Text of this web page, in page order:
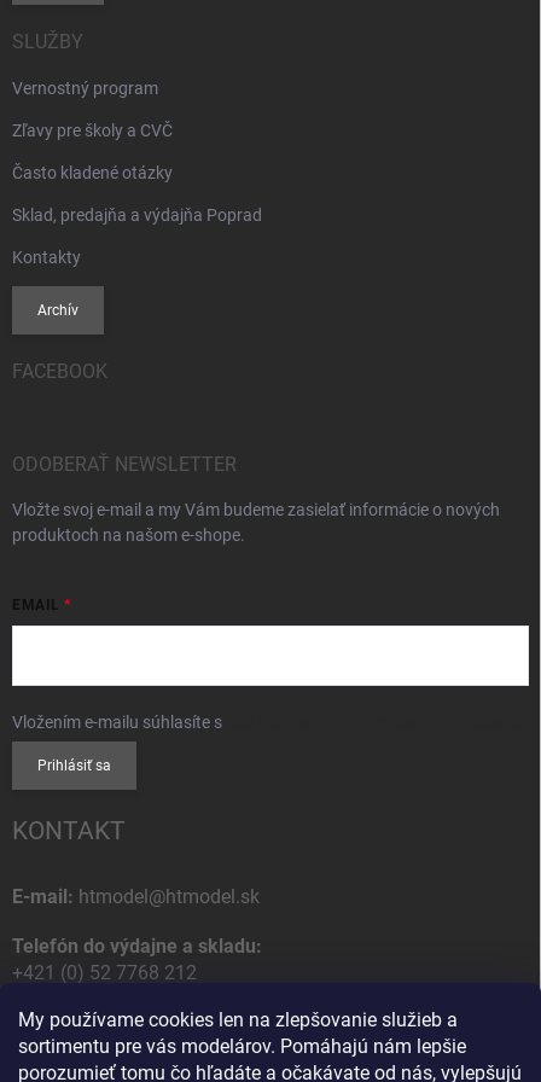
My používame cookies len na zlepšovanie služieb a
sortimentu pre vás modelárov. Pomáhajú nám lepšie
porozumieť tomu čo hľadáte a očakávate od nás, vylepšujú
SLUŽBY
Vernostný program
Zľavy pre školy a CVČ
Často kladené otázky
Sklad, predajňa a výdajňa Poprad
Kontakty
Archív
FACEBOOK
ODOBERAŤ NEWSLETTER
Vložte svoj e-mail a my Vám budeme zasielať informácie o nových
produktoch na našom e-shope.
EMAIL
Vložením e-mailu súhlasíte s
Prihlásiť sa
KONTAKT
E-mail: htmodel@htmodel.sk
Telefón do výdajne a skladu:
+421 (0) 52 7768 212
Poštová / Odberná adresa:
HT model
Na letisko 49